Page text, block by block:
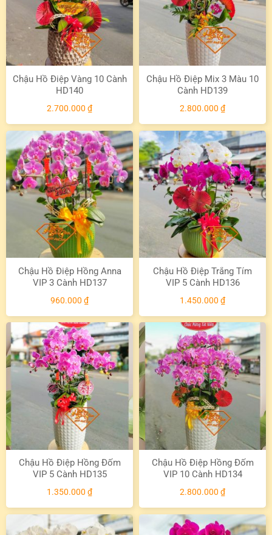
Chậu Hồ Điệp Vàng 10 Cành
HD140
2.700.000 ₫
Chậu Hồ Điệp Mix 3 Màu 10
Cành HD139
2.800.000 ₫
Chậu Hồ Điệp Hồng Anna
VIP 3 Cành HD137
960.000 ₫
Chậu Hồ Điệp Trắng Tím
VIP 5 Cành HD136
1.450.000 ₫
Chậu Hồ Điệp Hồng Đốm
VIP 5 Cành HD135
1.350.000 ₫
Chậu Hồ Điệp Hồng Đốm
VIP 10 Cành HD134
2.800.000 ₫